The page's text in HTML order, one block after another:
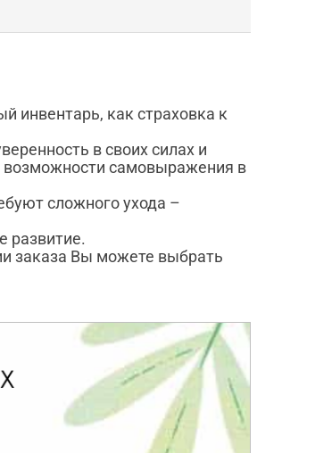
инвентарь, как страховка к
в своих силах и
возможности самовыражения в
сложного ухода –
развитие.
заказа Вы можете выбрать